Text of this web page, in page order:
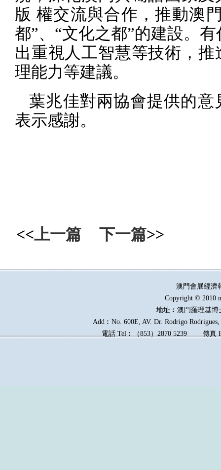
版 權交流與合作，推動澳
都”、“文化之都”的建設。
出重視人工智慧等技術，推
理能力等建議。
葉兆佳對兩協會提供的意
表示感謝。
<<上一篇 下一篇>>
澳門會展經
Copyright © 2010
地址︰澳門羅理基博
Add︰No. 600E, AV. Dr. Rodrigo
電話 Tel︰（853）2870 5239傳真